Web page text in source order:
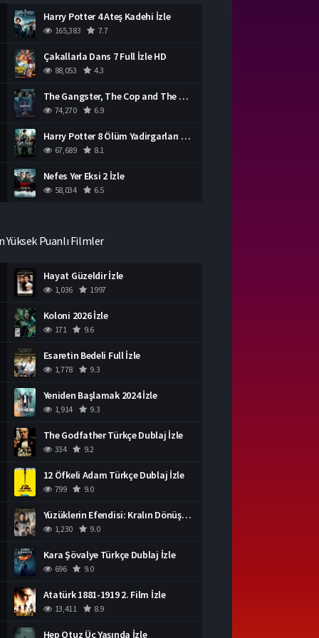
Harry Potter 4 Ateş Kadehi İzle
165,383 7.7
Çakallarla Dans 7 Full İzle HD
88,053 4.3
The Gangster, The Cop and The Devil Türkçe Dublaj İzle
74,270 6.9
Harry Potter 8 Ölüm Yadirgarları Bölüm 2 İzle
67,689 8.1
Nefes Yer Eksi 2 İzle
58,034 6.5
Yüksek Puanlı Filmler
Hayat Güzeldir İzle
1,036 1997
Koloni 2026 İzle
171 9.6
Esaretin Bedeli Full İzle
1,778 9.3
Yeniden Başlamak 2024 İzle
1,914 9.3
The Godfather Türkçe Dublaj İzle
334 9.2
12 Öfkeli Adam Türkçe Dublaj İzle
799 9.0
Yüzüklerin Efendisi: Kralın Dönüşü İzle
1,230 9.0
Kara Şövalye Türkçe Dublaj İzle
696 9.0
Atatürk 1881-1919 2. Film İzle
13,411 8.9
Hep Otuz Üç Yaşında İzle